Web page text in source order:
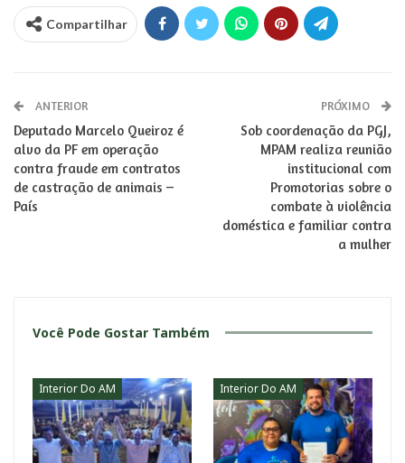
Compartilhar
ANTERIOR
Deputado Marcelo Queiroz é
alvo da PF em operação
contra fraude em contratos
de castração de animais –
País
PRÓXIMO
Sob coordenação da PGJ,
MPAM realiza reunião
institucional com
Promotorias sobre o
combate à violência
doméstica e familiar contra
a mulher
Você Pode Gostar Também
Interior Do AM Interior Do AM